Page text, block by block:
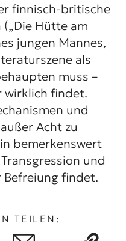
finnisch-britische
Hütte am
jungen Mannes,
als
muss –
wirklich findet.
und
Acht zu
bemerkenswert
und
Befreiung findet.
TEILEN: